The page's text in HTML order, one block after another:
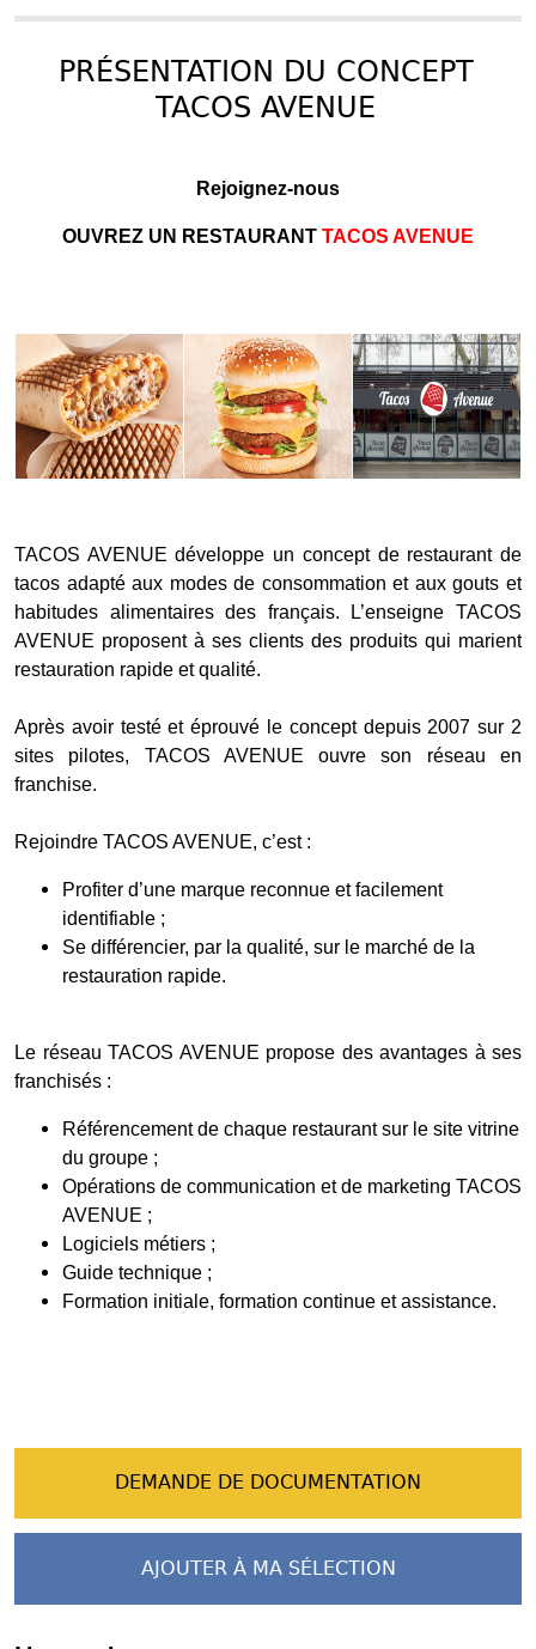
PRÉSENTATION DU CONCEPT
TACOS AVENUE
Rejoignez-nous
OUVREZ UN RESTAURANT TACOS AVENUE
TACOS AVENUE développe un concept de restaurant de
tacos adapté aux modes de consommation et aux gouts et
habitudes alimentaires des français. L’enseigne TACOS
AVENUE proposent à ses clients des produits qui marient
restauration rapide et qualité.
Après avoir testé et éprouvé le concept depuis 2007 sur 2
sites pilotes, TACOS AVENUE ouvre son réseau en
franchise.
Rejoindre TACOS AVENUE, c’est :
Profiter d’une marque reconnue et facilement
identifiable ;
Se différencier, par la qualité, sur le marché de la
restauration rapide.
Le réseau TACOS AVENUE propose des avantages à ses
franchisés :
Référencement de chaque restaurant sur le site vitrine
du groupe ;
Opérations de communication et de marketing TACOS
AVENUE ;
Logiciels métiers ;
Guide technique ;
Formation initiale, formation continue et assistance.
DEMANDE DE DOCUMENTATION
AJOUTER À MA SÉLECTION